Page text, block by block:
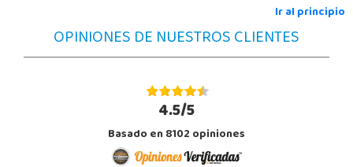
Juguetilandia Alfafar Parc Alfafar
Valencia
Plaza Consolat del Mar, 18. Parque comercial Alfafar Parc
Ir al principio
OPINIONES DE NUESTROS CLIENTES
4.5/5
Basado en 8102 opiniones